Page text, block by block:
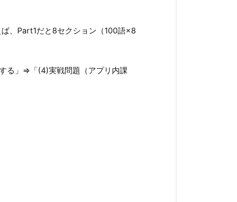
、Part1だと8セクション（100語×8
る」⇒「(4)実戦問題（アプリ内課